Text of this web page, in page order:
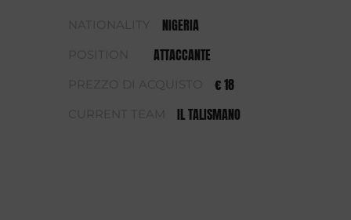
NIGERIA
ATTACCANTE
€ 18
IL TALISMANO